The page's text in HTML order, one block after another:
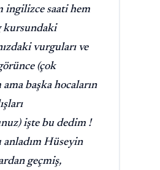
ingilizce saati hem
kursundaki
vurguları ve
(çok
başka hocaların
işte bu dedim !
anladım Hüseyin
geçmiş,